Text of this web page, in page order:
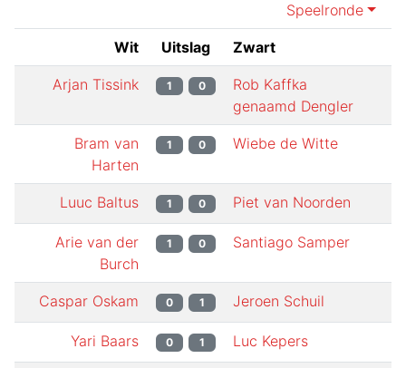
Speelronde
Wit Uitslag Zwart
Arjan Tissink 1 0
Rob Kaffka
genaamd Dengler
Bram van
Harten
1 0 Wiebe de Witte
Luuc Baltus 1 0 Piet van Noorden
Arie van der
Burch
1 0 Santiago Samper
Caspar Oskam 0 1 Jeroen Schuil
Yari Baars 0 1 Luc Kepers